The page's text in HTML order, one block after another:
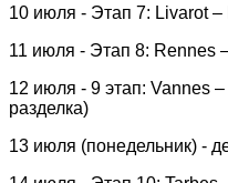
10 июля - Этап 7: Livarot –
11 июля - Этап 8: Rennes
12 июля - 9 этап: Vannes
разделка)
13 июля (понедельник) -